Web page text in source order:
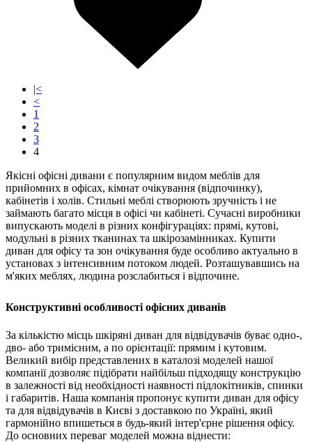
|<
<
1
2
3
4
Якісні офісні дивани є популярним видом меблів для
прийомних в офісах, кімнат очікування (відпочинку),
кабінетів і холів. Стильні меблі створюють зручність і не
займають багато місця в офісі чи кабінеті. Сучасні виробники
випускають моделі в різних конфігураціях: прямі, кутові,
модульні в різних тканинах та шкірозамінниках. Купити
диван для офісу та зон очікування буде особливо актуально в
установах з інтенсивним потоком людей. Розташувавшись на
м'яких меблях, людина розслабиться і відпочине.
Конструктивні особливості офісних диванів
За кількістю місць шкіряні диван для відвідувачів буває одно-,
дво- або тримісним, а по орієнтації: прямим і кутовим.
Великий вибір представлених в каталозі моделей нашої
компанії дозволяє підібрати найбільш підходящу конструкцію
в залежності від необхідності наявності підлокітників, спинки
і габаритів. Наша компанія пропонує купити диван для офісу
та для відвідувачів в Києві з доставкою по Україні, який
гармонійно впишеться в будь-який інтер'єрне рішення офісу.
До основних переваг моделей можна віднести: